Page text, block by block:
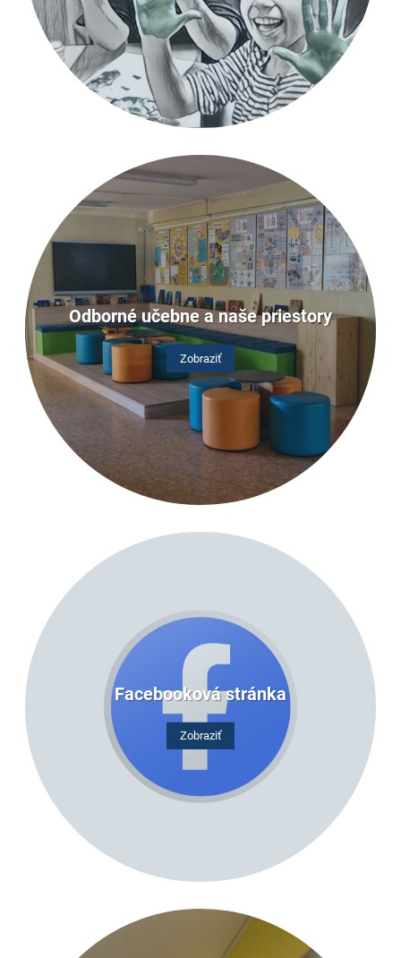
Odborné učebne a naše priestory
Zobraziť
Facebooková stránka
Zobraziť